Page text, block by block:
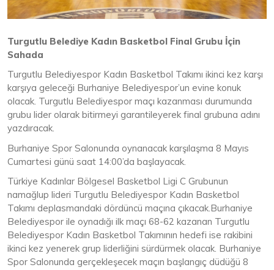
Turgutlu Belediye Kadın Basketbol Final Grubu İçin
Sahada
Turgutlu Belediyespor Kadın Basketbol Takımı ikinci kez karşı
karşıya geleceği Burhaniye Belediyespor’un evine konuk
olacak. Turgutlu Belediyespor maçı kazanması durumunda
grubu lider olarak bitirmeyi garantileyerek final grubuna adını
yazdıracak.
Burhaniye Spor Salonunda oynanacak karşılaşma 8 Mayıs
Cumartesi günü saat 14:00’da başlayacak.
Türkiye Kadınlar Bölgesel Basketbol Ligi C Grubunun
namağlup lideri Turgutlu Belediyespor Kadın Basketbol
Takımı deplasmandaki dördüncü maçına çıkacak.Burhaniye
Belediyespor ile oynadığı ilk maçı 68-62 kazanan Turgutlu
Belediyespor Kadın Basketbol Takımının hedefi ise rakibini
ikinci kez yenerek grup liderliğini sürdürmek olacak. Burhaniye
Spor Salonunda gerçekleşecek maçın başlangıç düdüğü 8